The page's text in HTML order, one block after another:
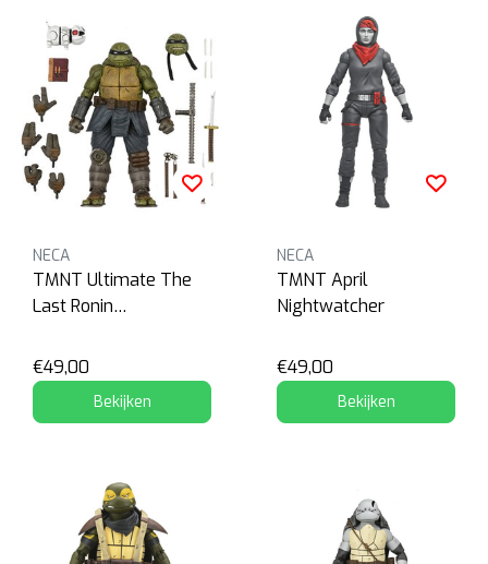
NECA
TMNT Ultimate The
Last Ronin
€49,00
Bekijken
NECA
TMNT April
Nightwatcher
€49,00
Bekijken